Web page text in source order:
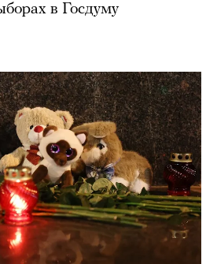
в Госдуму